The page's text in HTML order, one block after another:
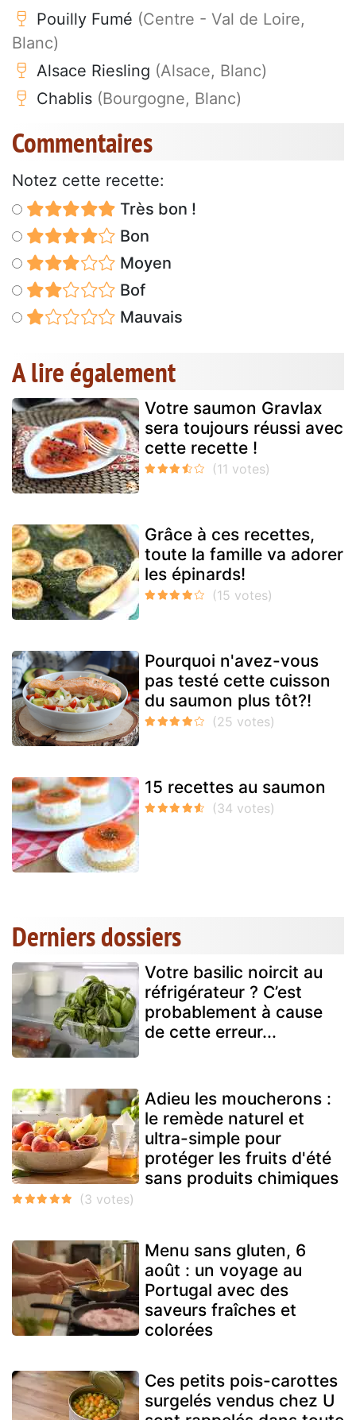
Pouilly Fumé (Centre - Val de Loire,
Blanc)
Alsace Riesling (Alsace, Blanc)
Chablis (Bourgogne, Blanc)
Commentaires
Notez cette recette:
Très bon !
Bon
Moyen
Bof
Mauvais
A lire également
Votre saumon Gravlax
sera toujours réussi avec
cette recette !
Grâce à ces recettes,
toute la famille va adorer
les épinards!
Pourquoi n'avez-vous
pas testé cette cuisson
du saumon plus tôt?!
15 recettes au saumon
Derniers dossiers
Votre basilic noircit au
réfrigérateur ? C’est
probablement à cause
de cette erreur...
Adieu les moucherons :
le remède naturel et
ultra-simple pour
protéger les fruits d'été
sans produits chimiques
Menu sans gluten, 6
août : un voyage au
Portugal avec des
saveurs fraîches et
colorées
Ces petits pois-carottes
surgelés vendus chez U